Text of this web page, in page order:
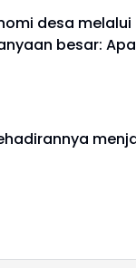
desa
besar: